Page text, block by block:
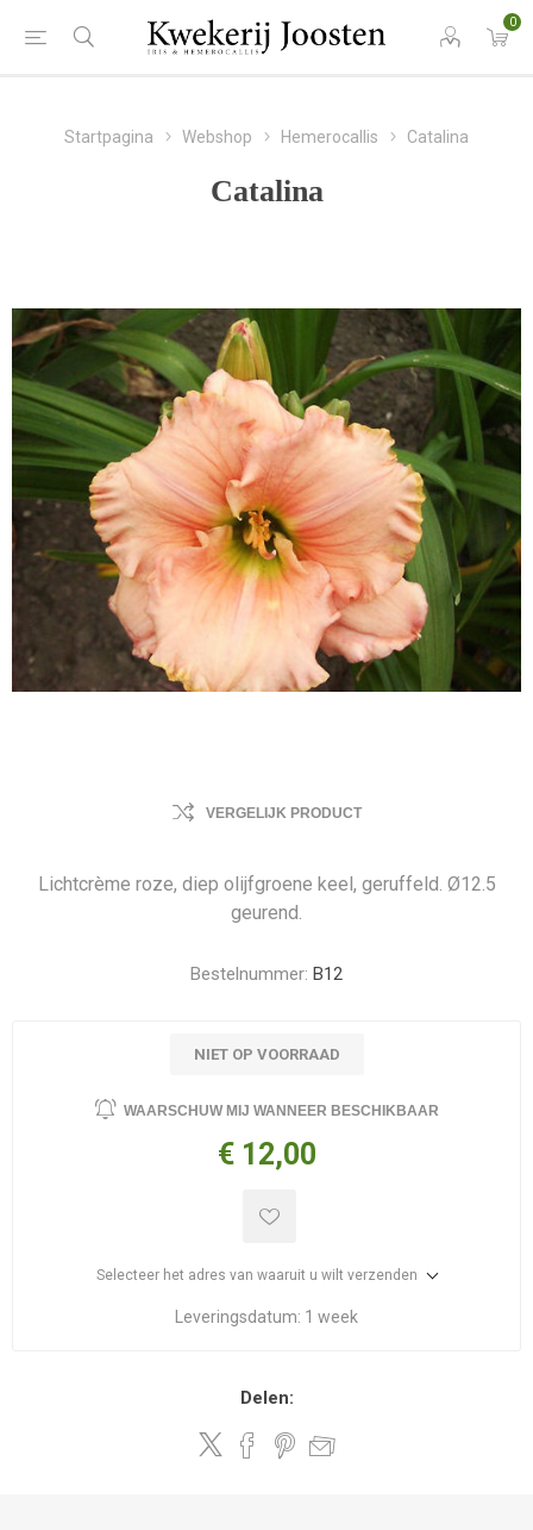
0
Startpagina Webshop Hemerocallis Catalina
Catalina
VERGELIJK PRODUCT
Lichtcrème roze, diep olijfgroene keel, geruffeld. Ø12.5
geurend.
Bestelnummer: B12
NIET OP VOORRAAD
WAARSCHUW MIJ WANNEER BESCHIKBAAR
€ 12,00
Selecteer het adres van waaruit u wilt verzenden
Leveringsdatum: 1 week
Delen: